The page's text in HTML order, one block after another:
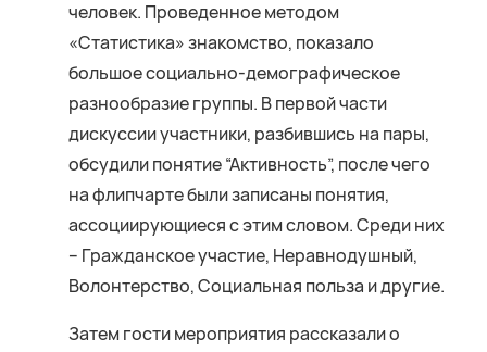
человек. Проведенное методом
«Статистика» знакомство, показало
большое социально-демографическое
разнообразие группы. В первой части
дискуссии участники, разбившись на пары,
обсудили понятие “Активность”, после чего
на флипчарте были записаны понятия,
ассоциирующиеся с этим словом. Среди них
– Гражданское участие, Неравнодушный,
Волонтерство, Социальная польза и другие.
Затем гости мероприятия рассказали о